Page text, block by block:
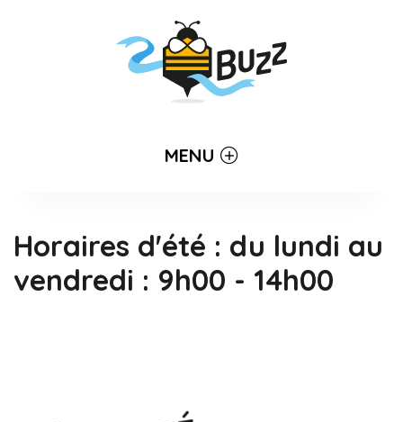
MENU
Horaires d'été : du lundi au
vendredi : 9h00 - 14h00